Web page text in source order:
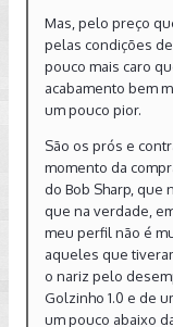
Mas, pelo preço
pelas condições
pouco mais caro
acabamento bem
um pouco pior.
São os prós e
momento da
do Bob Sharp, que
que na verdade,
meu perfil não é
aqueles que
o nariz pelo
Golzinho 1.0 e de
um pouco abaixo